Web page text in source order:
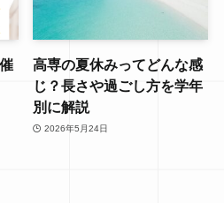
高専の夏休みってどんな感
じ？長さや過ごし方を学年
別に解説
2026年5月24日